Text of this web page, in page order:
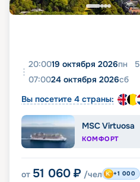
20:0019 октября 2026пн 5
07:0024 октября 2026сб
Вы посетите 4 страны:
MSC Virtuosa
КОМФОРТ
от 51 060 ₽ /чел +1 000